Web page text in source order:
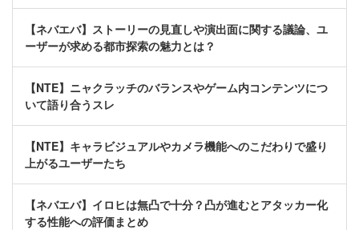
【ネバエバ】ストーリーの見直しや演出面に関する議論、ユ
ーザーが求める都市探索の魅力とは？
【NTE】ニャクラッチのバランスやゲーム内コンテンツにつ
いて語り合うスレ
【NTE】キャラビジュアルやカメラ機能へのこだわりで盛り
上がるユーザーたち
【ネバエバ】イロヒは無凸で十分？凸が進むとアタッカー化
する性能への評価まとめ